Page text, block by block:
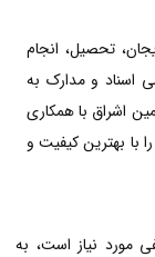
تحصیل، انجام
اسناد و مدارک به
اشراق با همکاری
با بهترین کیفیت و
مورد نیاز است، به